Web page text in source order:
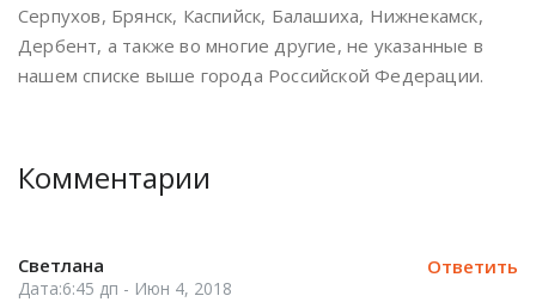
Серпухов, Брянск, Каспийск, Балашиха, Нижнекамск,
Дербент, а также во многие другие, не указанные в
нашем списке выше города Российской Федерации.
Комментарии
Ответить
Светлана
Дата:6:45 дп - Июн 4, 2018